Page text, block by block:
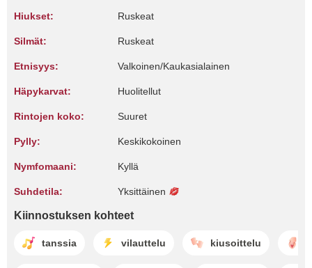
Hiukset: Ruskeat
Silmät: Ruskeat
Etnisyys: Valkoinen/Kaukasialainen
Häpykarvat: Huolitellut
Rintojen koko: Suuret
Pylly: Keskikokoinen
Nymfomaani: Kyllä
Suhdetila: Yksittäinen
Kiinnostuksen kohteet
tanssia vilauttelu kiusoittelu